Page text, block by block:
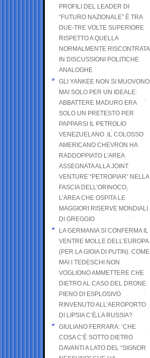
PROFILI DEL LEADER DI
“FUTURO NAZIONALE” È TRA
DUE-TRE VOLTE SUPERIORE
RISPETTO A QUELLA
NORMALMENTE RISCONTRATA
IN DISCUSSIONI POLITICHE
ANALOGHE
GLI YANKEE NON SI MUOVONO
MAI SOLO PER UN IDEALE:
ABBATTERE MADURO ERA
SOLO UN PRETESTO PER
PAPPARSI IL PETROLIO
VENEZUELANO .IL COLOSSO
AMERICANO CHEVRON HA
RADDOPPIATO L’AREA
ASSEGNATA ALLA JOINT
VENTURE “PETROPIAR” NELLA
FASCIA DELL’ORINOCO,
L’AREA CHE OSPITA LE
MAGGIORI RISERVE MONDIALI
DI GREGGIO
LA GERMANIA SI CONFERMA IL
VENTRE MOLLE DELL’EUROPA
(PER LA GIOIA DI PUTIN). COME
MAI I TEDESCHI NON
VOGLIONO AMMETTERE CHE
DIETRO AL CASO DEL DRONE
PIENO DI ESPLOSIVO
RINVENUTO ALL’AEROPORTO
DI LIPSIA C’È LA RUSSIA?
GIULIANO FERRARA: ’CHE
COSA C’È SOTTO DIETRO
DAVANTI A LATO DEL “SIGNOR